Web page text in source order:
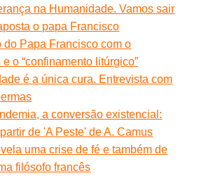
na Humanidade. Vamos sair
o papa Francisco
do Papa Francisco com o
o “confinamento litúrgico”
é a única cura. Entrevista com
a conversão existencial:
de 'A Peste' de A. Camus
uma crise de fé e também de
filósofo francês